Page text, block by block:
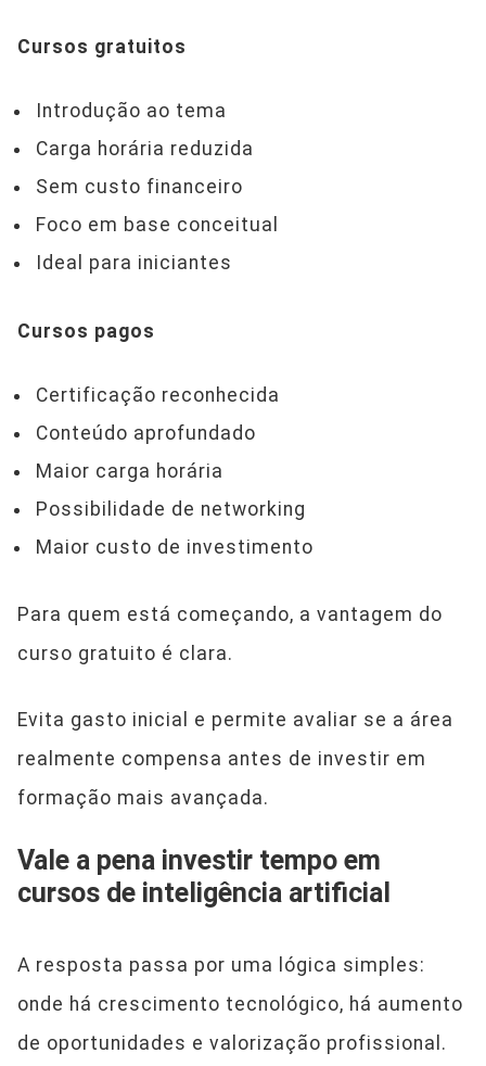
Cursos gratuitos
Introdução ao tema
Carga horária reduzida
Sem custo financeiro
Foco em base conceitual
Ideal para iniciantes
Cursos pagos
Certificação reconhecida
Conteúdo aprofundado
Maior carga horária
Possibilidade de networking
Maior custo de investimento
Para quem está começando, a vantagem do
curso gratuito é clara.
Evita gasto inicial e permite avaliar se a área
realmente compensa antes de investir em
formação mais avançada.
Vale a pena investir tempo em
cursos de inteligência artificial
A resposta passa por uma lógica simples:
onde há crescimento tecnológico, há aumento
de oportunidades e valorização profissional.